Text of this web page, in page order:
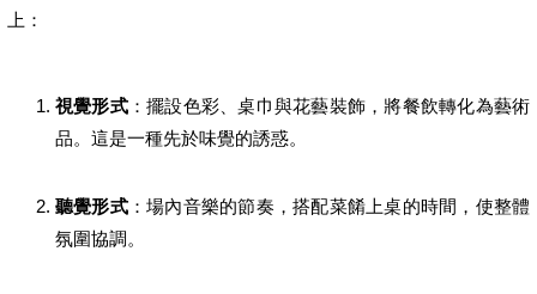
上：
視覺形式：擺設色彩、桌巾與花藝裝飾，將餐飲轉化為藝術
品。這是一種先於味覺的誘惑。
聽覺形式：場內音樂的節奏，搭配菜餚上桌的時間，使整體
氛圍協調。